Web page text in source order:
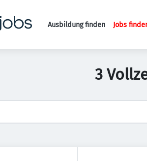
Ausbildung finden Jobs
3